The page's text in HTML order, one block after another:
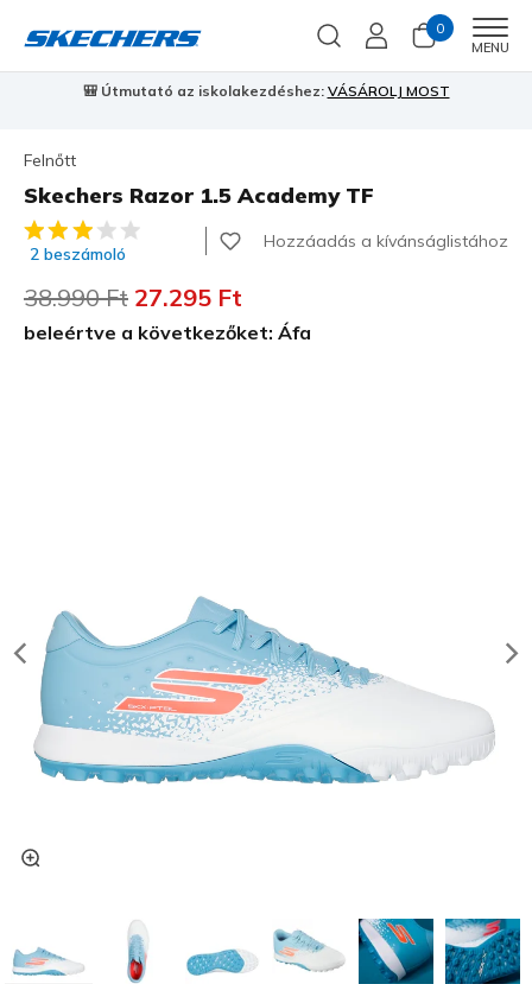
0
MENU
Skechers VIP:45 napos visszaküldés tagoknakCsatlakozz most
Felnőtt
Skechers Razor 1.5 Academy TF
5 az 5-ből ügyfélértékelés
2 beszámoló
Hozzáadás a kívánságlistához
Az ár a következőhöz képest csökkent:
38.990 Ft címzett:
27.295 Ft
beleértve a következőket: Áfa